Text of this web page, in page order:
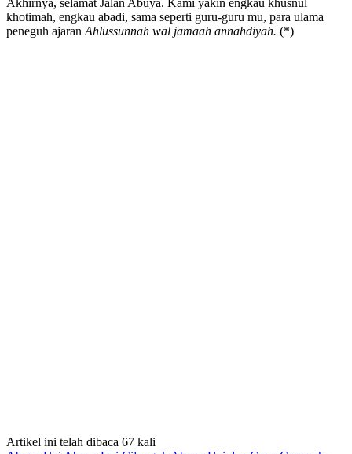
khotimah, engkau abadi, sama seperti guru-guru mu, para ulama
peneguh ajaran Ahlussunnah wal jamaah annahdiyah. (*)
Artikel ini telah dibaca 67 kali